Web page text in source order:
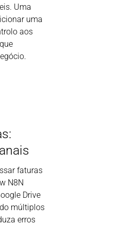
Uma
uma
aos
faturas
N8N
Drive
múltiplos
erros